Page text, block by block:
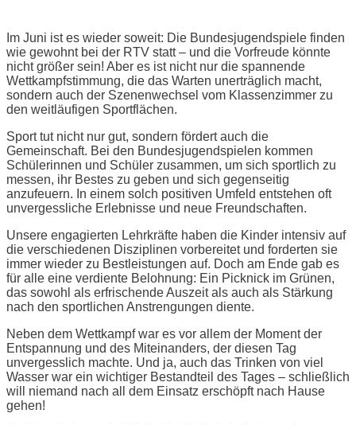
Im Juni ist es wieder soweit: Die Bundesjugendspiele finden
wie gewohnt bei der RTV statt – und die Vorfreude könnte
nicht größer sein! Aber es ist nicht nur die spannende
Wettkampfstimmung, die das Warten unerträglich macht,
sondern auch der Szenenwechsel vom Klassenzimmer zu
den weitläufigen Sportflächen.
Sport tut nicht nur gut, sondern fördert auch die
Gemeinschaft. Bei den Bundesjugendspielen kommen
Schülerinnen und Schüler zusammen, um sich sportlich zu
messen, ihr Bestes zu geben und sich gegenseitig
anzufeuern. In einem solch positiven Umfeld entstehen oft
unvergessliche Erlebnisse und neue Freundschaften.
Unsere engagierten Lehrkräfte haben die Kinder intensiv auf
die verschiedenen Disziplinen vorbereitet und forderten sie
immer wieder zu Bestleistungen auf. Doch am Ende gab es
für alle eine verdiente Belohnung: Ein Picknick im Grünen,
das sowohl als erfrischende Auszeit als auch als Stärkung
nach den sportlichen Anstrengungen diente.
Neben dem Wettkampf war es vor allem der Moment der
Entspannung und des Miteinanders, der diesen Tag
unvergesslich machte. Und ja, auch das Trinken von viel
Wasser war ein wichtiger Bestandteil des Tages – schließlich
will niemand nach all dem Einsatz erschöpft nach Hause
gehen!